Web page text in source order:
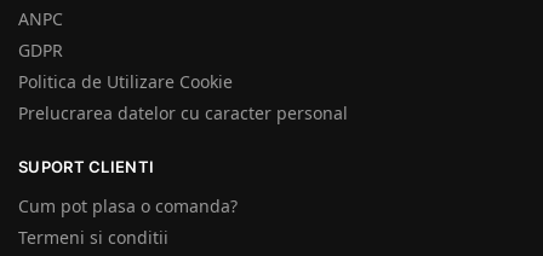
ANPC
GDPR
Politica de Utilizare Cookie
Prelucrarea datelor cu caracter personal
SUPORT CLIENTI
Cum pot plasa o comanda?
Termeni si conditii